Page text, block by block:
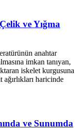
ve Yığma
anahtar
imkan tanıyan,
iskelet kurgusuna
ağırlıkları haricinde
ve Sunumda